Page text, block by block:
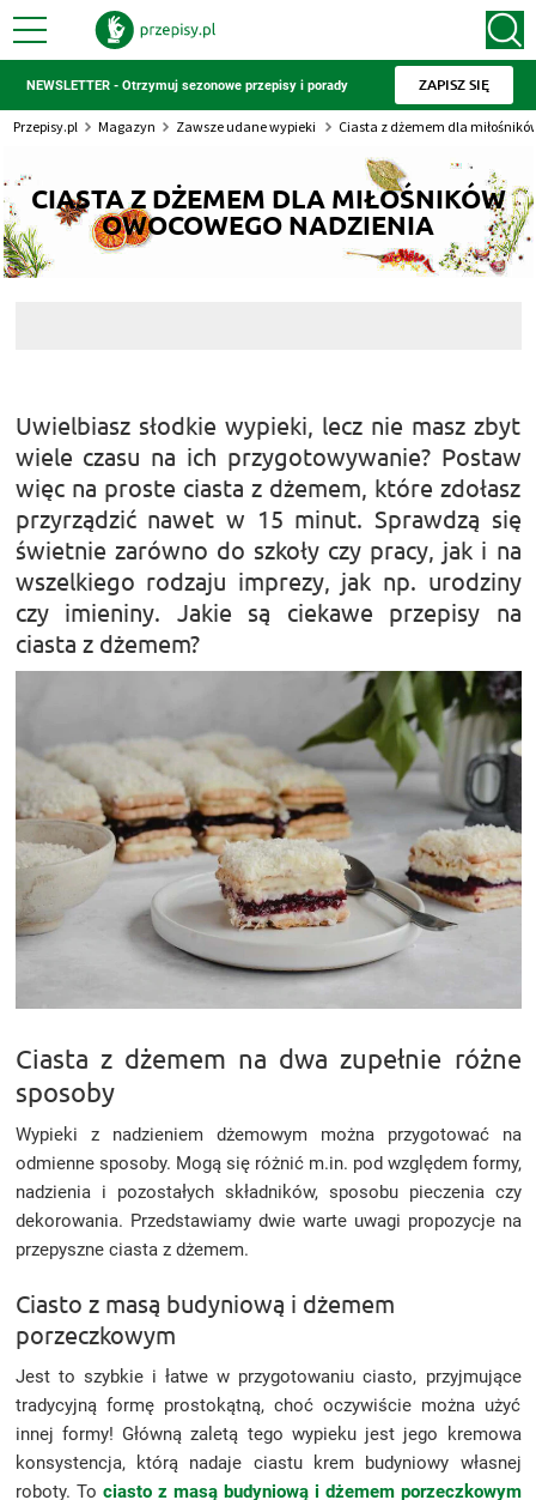
NEWSLETTER - Otrzymuj sezonowe przepisy i porady ZAPISZ SIĘ
Przepisy.pl Magazyn Zawsze udane wypieki Ciasta z dżemem dla
CIASTA Z DŻEMEM DLA MIŁOŚNIKÓW
OWOCOWEGO NADZIENIA
Uwielbiasz słodkie wypieki, lecz nie masz zbyt
wiele czasu na ich przygotowywanie? Postaw
więc na proste ciasta z dżemem, które zdołasz
przyrządzić nawet w 15 minut. Sprawdzą się
świetnie zarówno do szkoły czy pracy, jak i na
wszelkiego rodzaju imprezy, jak np. urodziny
czy imieniny. Jakie są ciekawe przepisy na
ciasta z dżemem?
Ciasta z dżemem na dwa zupełnie różne
sposoby
Wypieki z nadzieniem dżemowym można przygotować na
odmienne sposoby. Mogą się różnić m.in. pod względem formy,
nadzienia i pozostałych składników, sposobu pieczenia czy
dekorowania. Przedstawiamy dwie warte uwagi propozycje na
przepyszne ciasta z dżemem.
Ciasto z masą budyniową i dżemem
porzeczkowym
Jest to szybkie i łatwe w przygotowaniu ciasto, przyjmujące
tradycyjną formę prostokątną, choć oczywiście można użyć
innej formy! Główną zaletą tego wypieku jest jego kremowa
konsystencja, którą nadaje ciastu krem budyniowy własnej
roboty. To ciasto z masą budyniową i dżemem porzeczkowym